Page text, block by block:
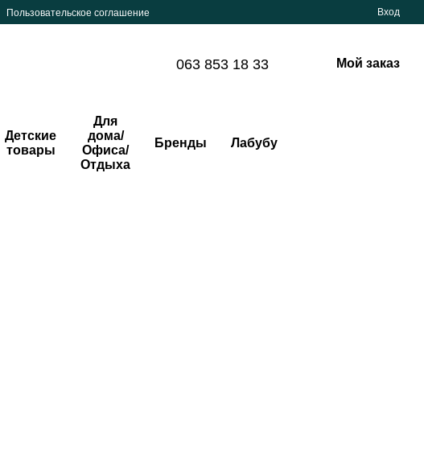
Пользовательское соглашение Вход
063 853 18 33 Мой заказ
Детские
товары
Для
дома/
Офиса/
Отдыха
Бренды Лабубу